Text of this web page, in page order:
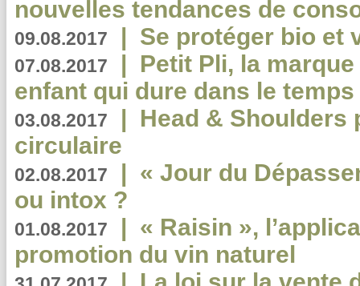
nouvelles tendances de
09.08.2017 | Se protéger bio et
07.08.2017 | Petit Pli, la
enfant qui dure dans le temps
03.08.2017 | Head & Shoulders
circulaire
02.08.2017 | « Jour du
ou intox ?
01.08.2017 | « Raisin »,
promotion du vin naturel